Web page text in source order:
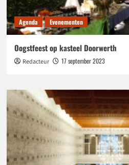
Agenda Evenementen
Oogstfeest op kasteel Doorwerth
Redacteur 17 september 2023